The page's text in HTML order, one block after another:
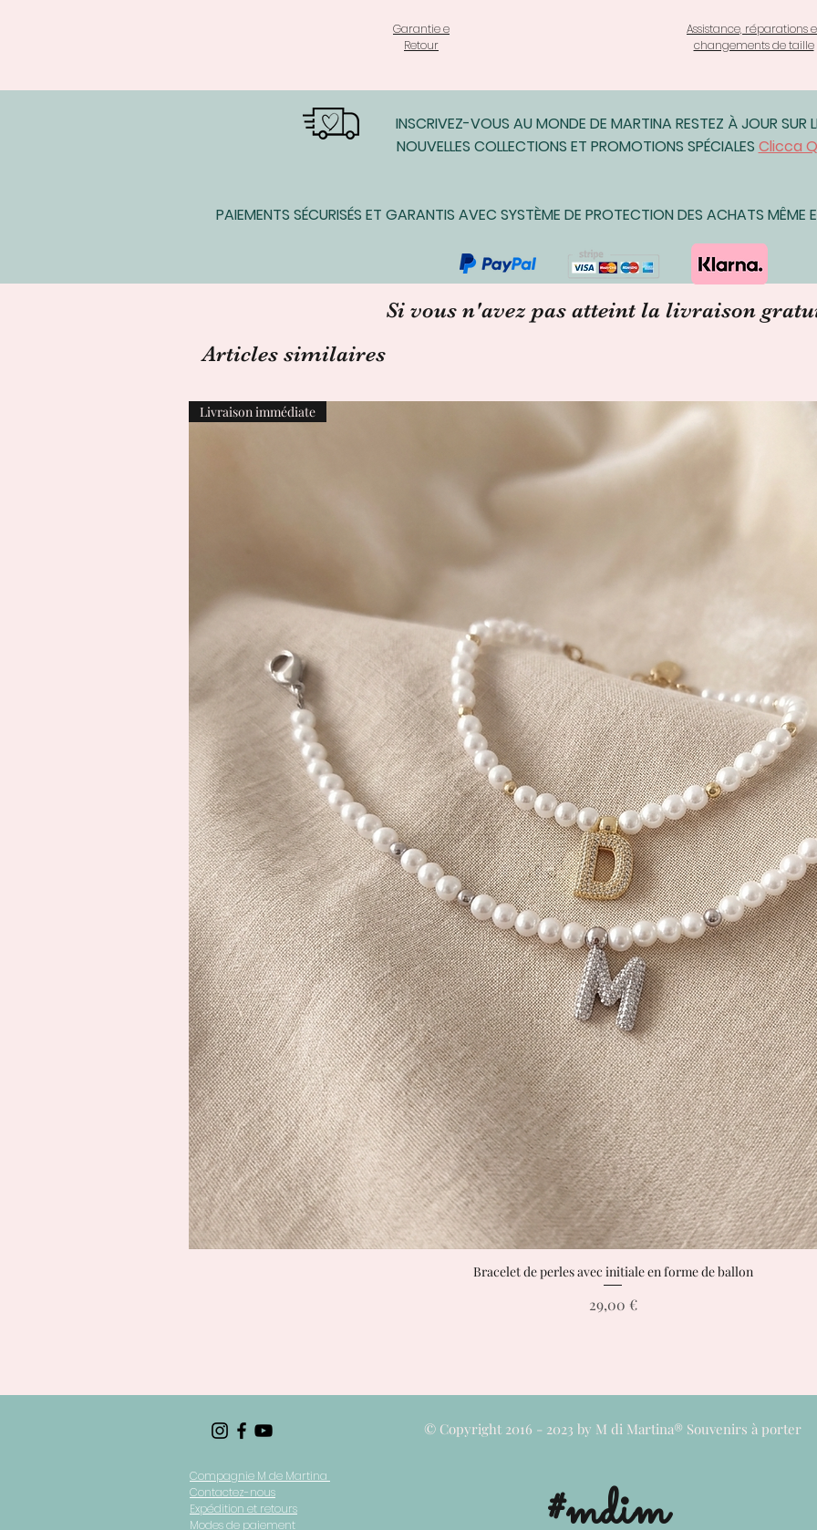
Garantie e
Retour
Assistance, réparations
changements de taille
INSCRIVEZ-VOUS AU MONDE DE MARTINA RESTEZ À JOUR SUR
NOUVELLES COLLECTIONS ET PROMOTIONS SPÉCIALES Clicca
PAIEMENTS SÉCURISÉS ET GARANTIS AVEC SYSTÈME DE PROTECTION DES ACHATS MÊME
Si vous n'avez pas atteint la livraison
Articles similaires
Aperçu rapide
Livraison immédiate
Bracelet de perles avec initiale en forme de ballon
Prix
29,00 €
Compagnie M de Martina
Contactez-nous
Expédition et retours
Modes de paiement
© Copyright 2016 - 2023 by M di Martina® Souvenirs à porter
#mdim